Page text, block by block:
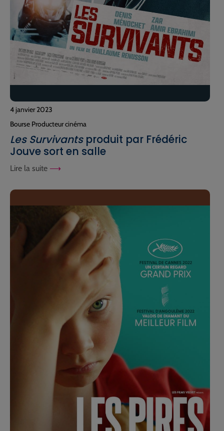
4 janvier 2023
Bourse Producteur cinéma
Les Survivantsproduit par Frédéric
Jouve sort en salle
Lire la suite